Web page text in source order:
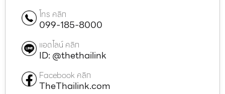
โทร คลิก
099-185-8000
แอดไลน์ คลิก
ID: @thethailink
Facebook คลิก
TheThailink.com